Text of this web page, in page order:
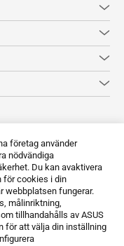
företag använder
nödvändiga
Du kan avaktivera
för cookies i din
webbplatsen fungerar.
målinriktning,
tillhandahålls av ASUS
för att välja din inställning
Registrera dig